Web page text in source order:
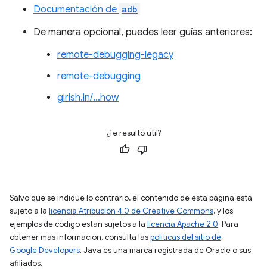
Documentación de adb
De manera opcional, puedes leer guías anteriores:
remote-debugging-legacy
remote-debugging
girish.in/…how
¿Te resultó útil?
Salvo que se indique lo contrario, el contenido de esta página está
sujeto a la licencia Atribución 4.0 de Creative Commons, y los
ejemplos de código están sujetos a la licencia Apache 2.0. Para
obtener más información, consulta laspolíticas del sitio de
Google Developers. Java es una marca registrada de Oracle o sus
afiliados.